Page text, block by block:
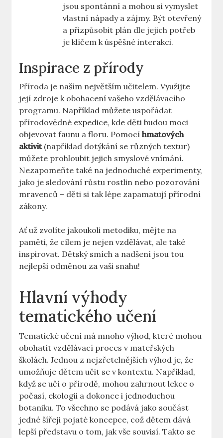
jsou spontánní a mohou si vymyslet
vlastní nápady a zájmy. Být otevřený
a přizpůsobit plán dle jejich potřeb
je klíčem k úspěšné interakci.
Inspirace z přírody
Příroda je naším největším učitelem. Využijte
její zdroje k obohacení vašeho vzdělávacího
programu. Například můžete uspořádat
přírodovědné expedice, kde děti budou moci
objevovat faunu a floru. Pomocíhmatových
aktivit(například dotýkání se různých textur)
můžete prohloubit jejich smyslové vnímání.
Nezapomeňte také na jednoduché experimenty,
jako je sledování růstu rostlin nebo pozorování
mravenců – děti si tak lépe zapamatují přírodní
zákony.
Ať už zvolíte jakoukoli metodiku, mějte na
paměti, že cílem je nejen vzdělávat, ale také
inspirovat. Dětský smích a nadšení jsou tou
nejlepší odměnou za vaši snahu!
Hlavní výhody
tematického učení
Tematické učení má mnoho výhod, které mohou
obohatit vzdělávací proces v mateřských
školách. Jednou z nejzřetelnějších výhod je, že
umožňuje dětem učit se v kontextu. Například,
když se učí o přírodě, mohou zahrnout lekce o
počasí, ekologii a dokonce i jednoduchou
botaniku. To všechno se podává jako součást
jedné šířeji pojaté koncepce, což dětem dává
lepší představu o tom, jak vše souvisí. Takto se